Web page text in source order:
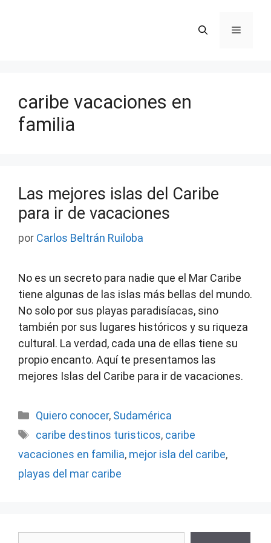
Menú
caribe vacaciones en
familia
Las mejores islas del Caribe
para ir de vacaciones
por Carlos Beltrán Ruiloba
No es un secreto para nadie que el Mar Caribe
tiene algunas de las islas más bellas del mundo.
No solo por sus playas paradisíacas, sino
también por sus lugares históricos y su riqueza
cultural. La verdad, cada una de ellas tiene su
propio encanto. Aquí te presentamos las
mejores Islas del Caribe para ir de vacaciones.
Categorías
Quiero conocer, Sudamérica
Etiquetas
caribe destinos turisticos, caribe
vacaciones en familia, mejor isla del caribe,
playas del mar caribe